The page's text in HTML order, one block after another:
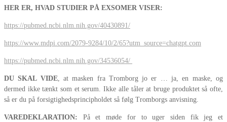
HER ER, HVAD STUDIER PÅ EXSOMER VISER:
https://pubmed.ncbi.nlm.nih.gov/40430891/
https://www.mdpi.com/2079-9284/10/2/65?utm_source=chatgpt.com
https://pubmed.ncbi.nlm.nih.gov/34536054/
DU SKAL VIDE, at masken fra Tromborg jo er … ja, en maske, og
dermed ikke tænkt som et serum. Ikke alle tåler at bruge produktet så ofte,
så er du på forsigtighedsprincipholdet så følg Tromborgs anvisning.
VAREDEKLARATION: På et møde for to uger siden fik jeg et